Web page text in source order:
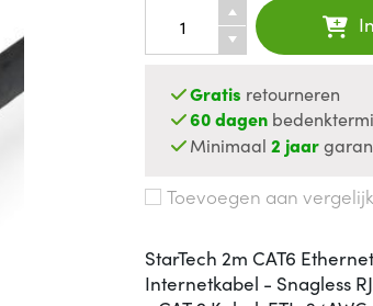
Gratis retourneren
60 dagen
Minimaal2 jaar
Toevoegen aan
StarTech 2m CAT6
Internetkabel - Snagless